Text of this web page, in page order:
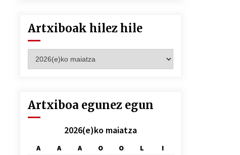
Artxiboak hilez hile
hilez
Artxiboa egunez egun
2026(e)ko maiatza
A A A O O L
I